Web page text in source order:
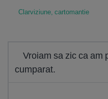
Clarviziune, cartomantie
Vroiam sa zic ca am
cumparat.